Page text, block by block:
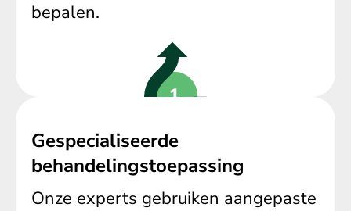
bepalen.
Gespecialiseerde
behandelingstoepassing
Onze experts gebruiken aangepaste